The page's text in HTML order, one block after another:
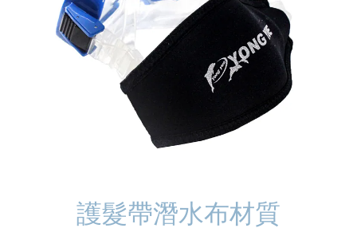
護髮帶潛水布材質